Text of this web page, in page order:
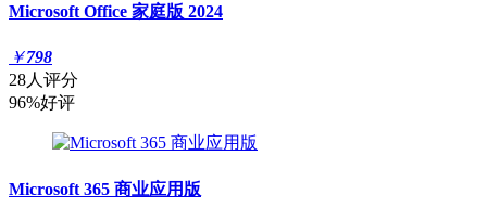
Microsoft Office 家庭版 2024
￥798
28人评分
96%好评
Microsoft 365 商业应用版